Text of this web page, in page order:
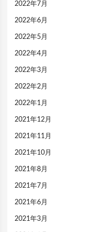
2022年7月
2022年6月
2022年5月
2022年4月
2022年3月
2022年2月
2022年1月
2021年12月
2021年11月
2021年10月
2021年8月
2021年7月
2021年6月
2021年3月